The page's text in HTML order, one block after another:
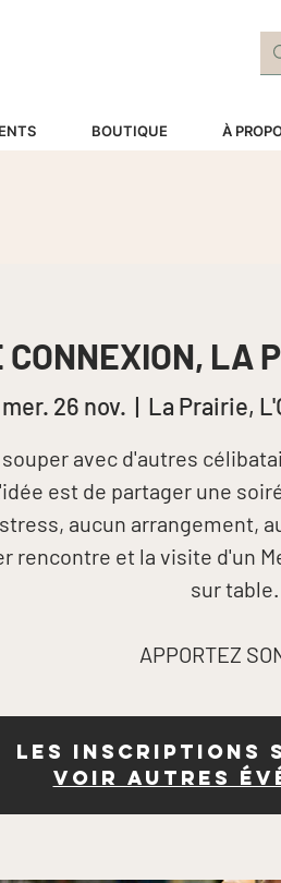
BOUTIQUE À
CONNEXION, LA
mer. 26 nov.
  |
La Prairie,
avec d'autres
est de partager une
aucun arrangement,
rencontre et la visite d'un
sur table.
APPORTEZ
Les inscriptions
Voir autres